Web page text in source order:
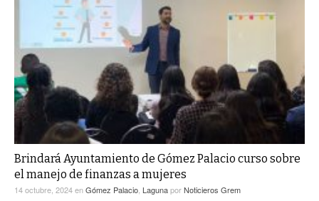
Brindará Ayuntamiento de Gómez Palacio curso sobre
el manejo de finanzas a mujeres
14 octubre, 2024enGómez Palacio LagunaporNoticieros Grem